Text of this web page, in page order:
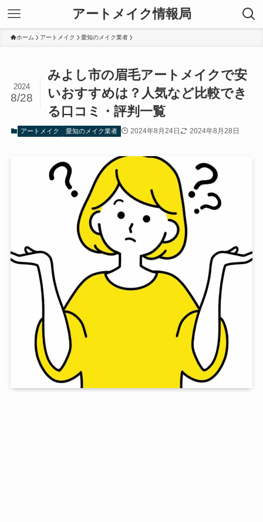
アートメイク情報局
ホーム アートメイク 愛知のメイク業者
みよし市の眉毛アートメイクで安
いおすすめは？人気など比較でき
る口コミ・評判一覧
2024
8/28
アートメイク 愛知のメイク業者 2024年8月24日 2024年8月28日